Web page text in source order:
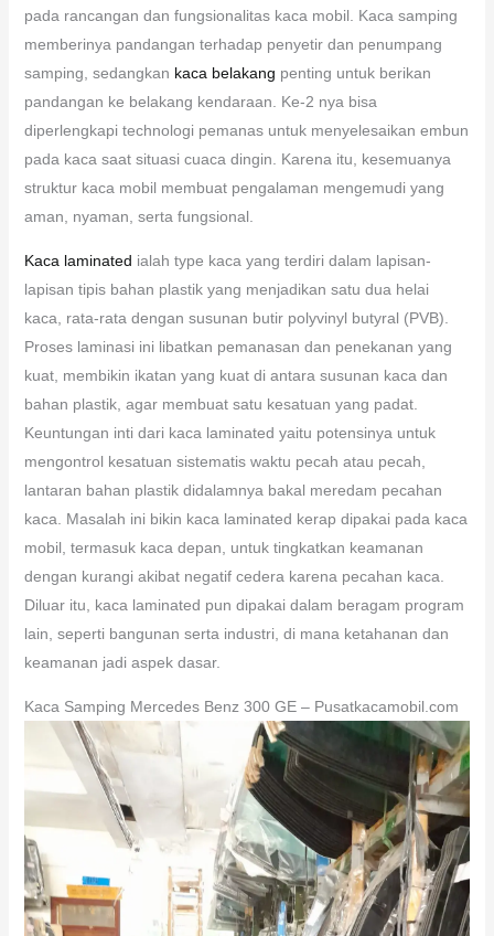
pada rancangan dan fungsionalitas kaca mobil. Kaca samping
memberinya pandangan terhadap penyetir dan penumpang
samping, sedangkan kaca belakang penting untuk berikan
pandangan ke belakang kendaraan. Ke-2 nya bisa
diperlengkapi technologi pemanas untuk menyelesaikan embun
pada kaca saat situasi cuaca dingin. Karena itu, kesemuanya
struktur kaca mobil membuat pengalaman mengemudi yang
aman, nyaman, serta fungsional.
Kaca laminated ialah type kaca yang terdiri dalam lapisan-
lapisan tipis bahan plastik yang menjadikan satu dua helai
kaca, rata-rata dengan susunan butir polyvinyl butyral (PVB).
Proses laminasi ini libatkan pemanasan dan penekanan yang
kuat, membikin ikatan yang kuat di antara susunan kaca dan
bahan plastik, agar membuat satu kesatuan yang padat.
Keuntungan inti dari kaca laminated yaitu potensinya untuk
mengontrol kesatuan sistematis waktu pecah atau pecah,
lantaran bahan plastik didalamnya bakal meredam pecahan
kaca. Masalah ini bikin kaca laminated kerap dipakai pada kaca
mobil, termasuk kaca depan, untuk tingkatkan keamanan
dengan kurangi akibat negatif cedera karena pecahan kaca.
Diluar itu, kaca laminated pun dipakai dalam beragam program
lain, seperti bangunan serta industri, di mana ketahanan dan
keamanan jadi aspek dasar.
Kaca Samping Mercedes Benz 300 GE – Pusatkacamobil.com